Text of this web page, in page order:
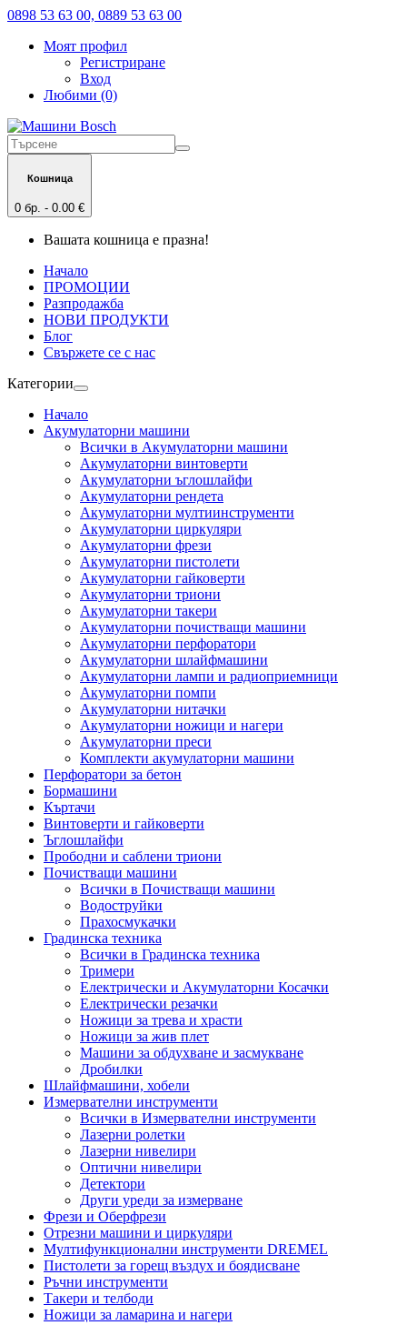
0898 53 63 00, 0889 53 63 00
Моят профил
Регистриране
Вход
Любими (0)
Кошница
0 бр. - 0.00 €
Вашата кошница е празна!
Начало
ПРОМОЦИИ
Разпродажба
НОВИ ПРОДУКТИ
Блог
Свържете се с нас
Категории
Начало
Акумулаторни машини
Всички в Акумулаторни машини
Акумулаторни винтоверти
Акумулаторни ъглошлайфи
Акумулаторни рендета
Акумулаторни мултиинструменти
Акумулаторни циркуляри
Акумулаторни фрези
Акумулаторни пистолети
Акумулаторни гайковерти
Акумулаторни триони
Акумулаторни такери
Акумулаторни почистващи машини
Акумулаторни перфоратори
Акумулаторни шлайфмашини
Акумулаторни лампи и радиоприемници
Акумулаторни помпи
Акумулаторни нитачки
Акумулаторни ножици и нагери
Акумулаторни преси
Комплекти акумулаторни машини
Перфоратори за бетон
Бормашини
Къртачи
Винтоверти и гайковерти
Ъглошлайфи
Прободни и саблени триони
Почистващи машини
Всички в Почистващи машини
Водоструйки
Прахосмукачки
Градинска техника
Всички в Градинска техника
Тримери
Електрически и Акумулаторни Косачки
Електрически резачки
Ножици за трева и храсти
Ножици за жив плет
Машини за обдухване и засмукване
Дробилки
Шлайфмашини, хобели
Измервателни инструменти
Всички в Измервателни инструменти
Лазерни ролетки
Лазерни нивелири
Оптични нивелири
Детектори
Други уреди за измерване
Фрези и Оберфрези
Отрезни машини и циркуляри
Мултифункционални инструменти DREMEL
Пистолети за горещ въздух и боядисване
Ръчни инструменти
Такери и телбоди
Ножици за ламарина и нагери